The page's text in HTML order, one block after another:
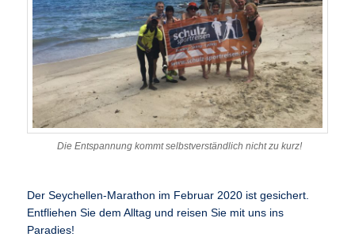
Die Entspannung kommt selbstverständlich nicht zu kurz!
Der Seychellen-Marathon im Februar 2020 ist gesichert.
Entfliehen Sie dem Alltag und reisen Sie mit uns ins
Paradies!